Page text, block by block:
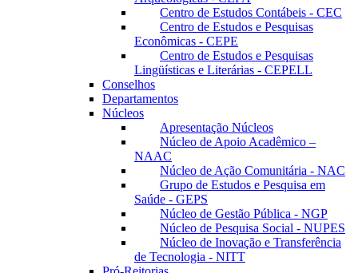
Centro de Estudos Contábeis - CEC
Centro de Estudos e Pesquisas
Econômicas - CEPE
Centro de Estudos e Pesquisas
Lingüísticas e Literárias - CEPELL
Conselhos
Departamentos
Núcleos
Apresentação Núcleos
Núcleo de Apoio Acadêmico –
NAAC
Núcleo de Ação Comunitária - NAC
Grupo de Estudos e Pesquisa em
Saúde - GEPS
Núcleo de Gestão Pública - NGP
Núcleo de Pesquisa Social - NUPES
Núcleo de Inovação e Transferência
de Tecnologia - NITT